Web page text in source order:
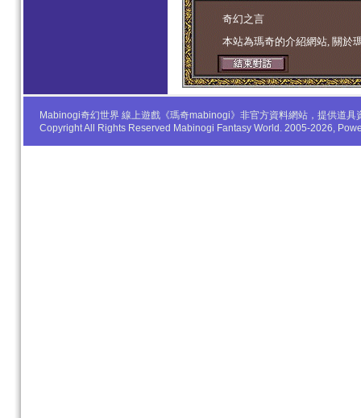
学生妹 奇幻之言
本站為瑪奇的介紹網站, 關於
Mabinogi奇幻世界 線上遊戲《瑪奇mabinogi》非官方資料網站，提供道
Copyright All Rights Reserved Mabinogi Fantasy World. 2005-2026,